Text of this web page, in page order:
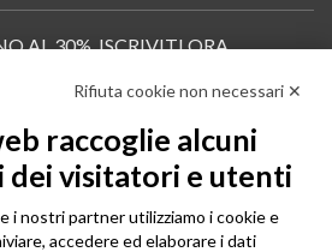
AL 30%. ISCRIVITI ORA.
le promozioni riservate ai professionisti e resta
Rifiuta cookie non necessari ✕
raccoglie alcuni
dei visitatori e utenti
i nostri partner utilizziamo i cookie e
accedere ed elaborare i dati